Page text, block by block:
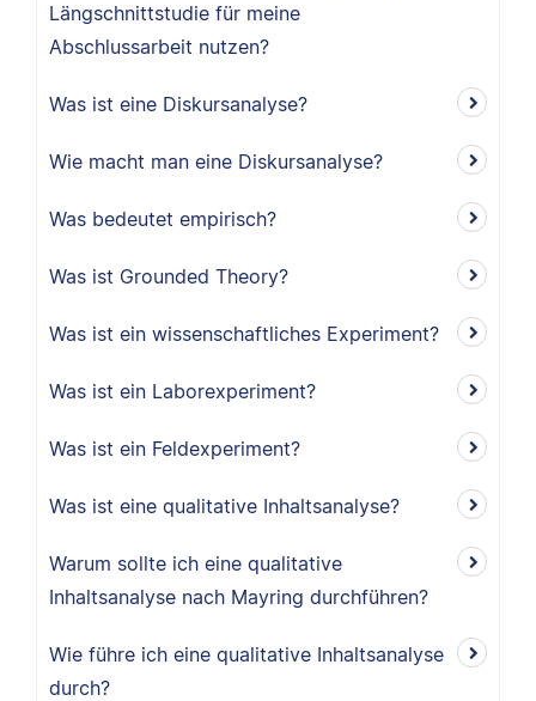
Längschnittstudie für meine
Abschlussarbeit nutzen?
Was ist eine Diskursanalyse?
Wie macht man eine Diskursanalyse?
Was bedeutet empirisch?
Was ist Grounded Theory?
Was ist ein wissenschaftliches Experiment?
Was ist ein Laborexperiment?
Was ist ein Feldexperiment?
Was ist eine qualitative Inhaltsanalyse?
Warum sollte ich eine qualitative
Inhaltsanalyse nach Mayring durchführen?
Wie führe ich eine qualitative Inhaltsanalyse
durch?